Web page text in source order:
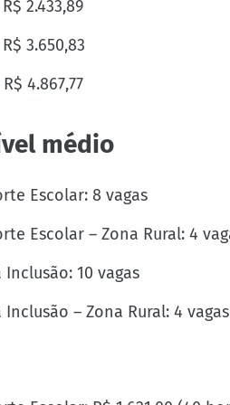
2.433,89
3.650,83
4.867,77
médio
Escolar: 8 vagas
Escolar – Zona Rural: 4
10 vagas
– Zona Rural: 4 vagas